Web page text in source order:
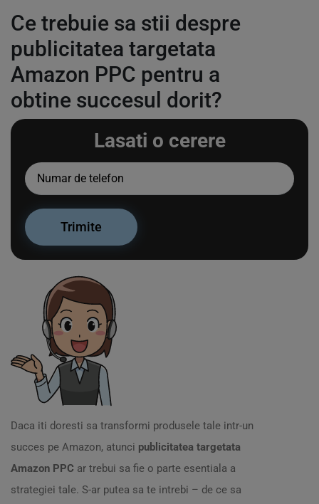
Ce trebuie sa stii despre
publicitatea targetata
Amazon PPC pentru a
obtine succesul dorit?
Lasati o cerere
Daca iti doresti sa transformi produsele tale intr-un
succes pe Amazon, atunci publicitatea targetata
Amazon PPC ar trebui sa fie o parte esentiala a
strategiei tale. S-ar putea sa te intrebi – de ce sa